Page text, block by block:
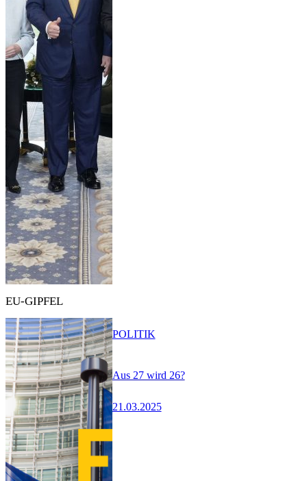
EU-GIPFEL
Aus 27 wird 26?
21.03.2025
POLITIK